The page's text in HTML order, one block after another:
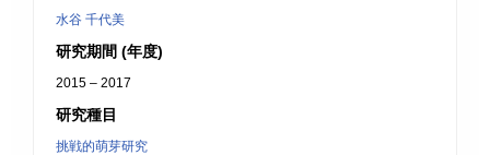
水谷 千代美
研究期間 (年度)
2015 – 2017
研究種目
挑戦的萌芽研究